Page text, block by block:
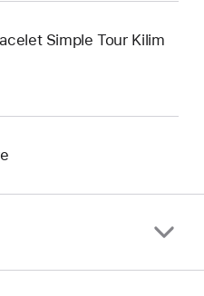
Simple Tour Kilim